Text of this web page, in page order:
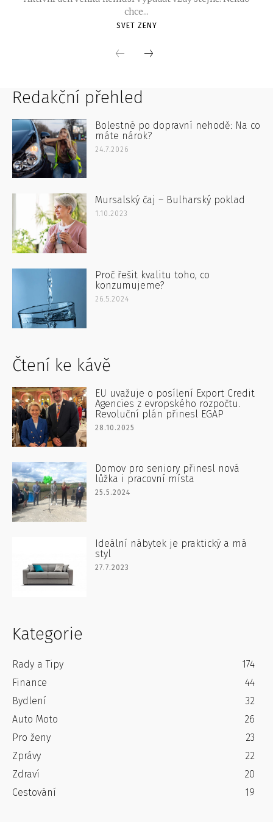
Redakční přehled
Bolestné po dopravní nehodě: Na co
máte nárok?
24.7.2026
Mursalský čaj – Bulharský poklad
1.10.2023
Proč řešit kvalitu toho, co
konzumujeme?
26.5.2024
Čtení ke kávě
EU uvažuje o posílení Export Credit
Agencies z evropského rozpočtu.
Revoluční plán přinesl EGAP
28.10.2025
Domov pro seniory přinesl nová
lůžka i pracovní místa
25.5.2024
Ideální nábytek je praktický a má
styl
27.7.2023
Kategorie
Rady a Tipy
174
Finance
44
Bydlení
32
Auto Moto
26
Pro ženy
23
Zprávy
22
Zdraví
20
Cestování
19